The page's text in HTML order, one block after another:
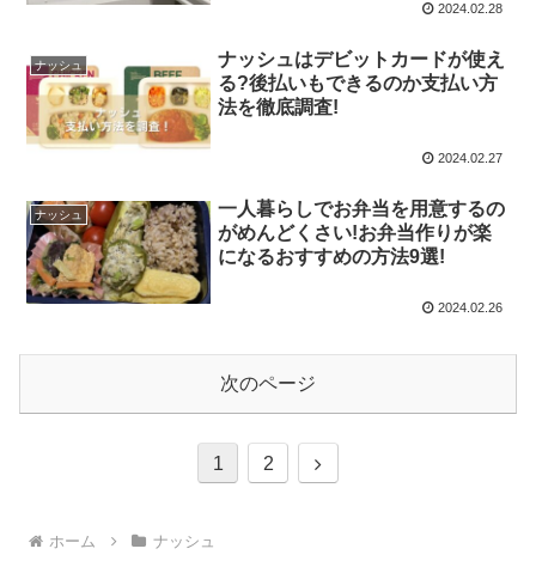
2024.02.28
ナッシュ
ナッシュはデビットカードが使え
る?後払いもできるのか支払い方
法を徹底調査!
2024.02.27
ナッシュ
一人暮らしでお弁当を用意するの
がめんどくさい!お弁当作りが楽
になるおすすめの方法9選!
2024.02.26
次のページ
1 2
次
ホーム ナッシュ